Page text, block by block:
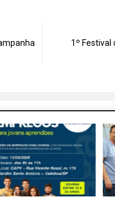
1º Festival